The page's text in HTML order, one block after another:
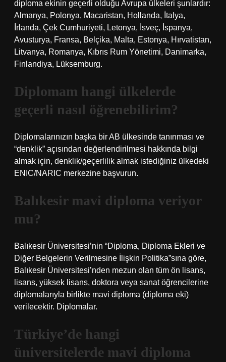
diploma ekinin geçerli olduğu Avrupa ülkeleri şunlardır:
Almanya, Polonya, Macaristan, Hollanda, İtalya,
İrlanda, Çek Cumhuriyeti, Letonya, İsveç, İspanya,
Avusturya, Fransa, Belçika, Malta, Estonya, Hırvatistan,
Litvanya, Romanya, Kıbrıs Rum Yönetimi, Danimarka,
Finlandiya, Lüksemburg.
Diplomam hangi ülkelerde
geçerli nasıl öğrenebilirim?
Diplomalarınızın başka bir AB ülkesinde tanınması ve
“denklik” açısından değerlendirilmesi hakkında bilgi
almak için, denklik/geçerlilik almak istediğiniz ülkedeki
ENIC/NARIC merkezine başvurun.
Balıkesir mavi diploma veriyor
mu?
Balıkesir Üniversitesi’nin “Diploma, Diploma Ekleri ve
Diğer Belgelerin Verilmesine İlişkin Politika”sına göre,
Balıkesir Üniversitesi’nden mezun olan tüm ön lisans,
lisans, yüksek lisans, doktora veya sanat öğrencilerine
diplomalarıyla birlikte mavi diploma (diploma eki)
verilecektir. Diplomalar.
Türkiye’de hangi
üniversitelerde mavi diploma